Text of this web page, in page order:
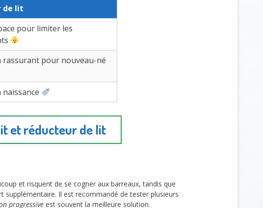
de lit
pour limiter les
rassurant pour nouveau-né
naissance
et réducteur de lit
et risquent de se cogner aux barreaux, tandis que
supplémentaire. Il est recommandé de tester plusieurs
progressive est souvent la meilleure solution.